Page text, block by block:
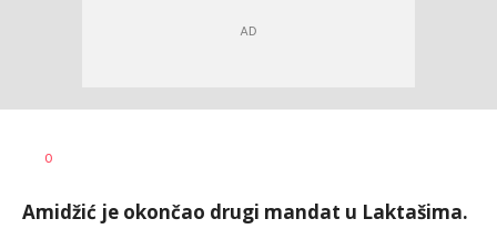
AUTOR
0
Amidžić je okončao drugi mandat u Laktašima.